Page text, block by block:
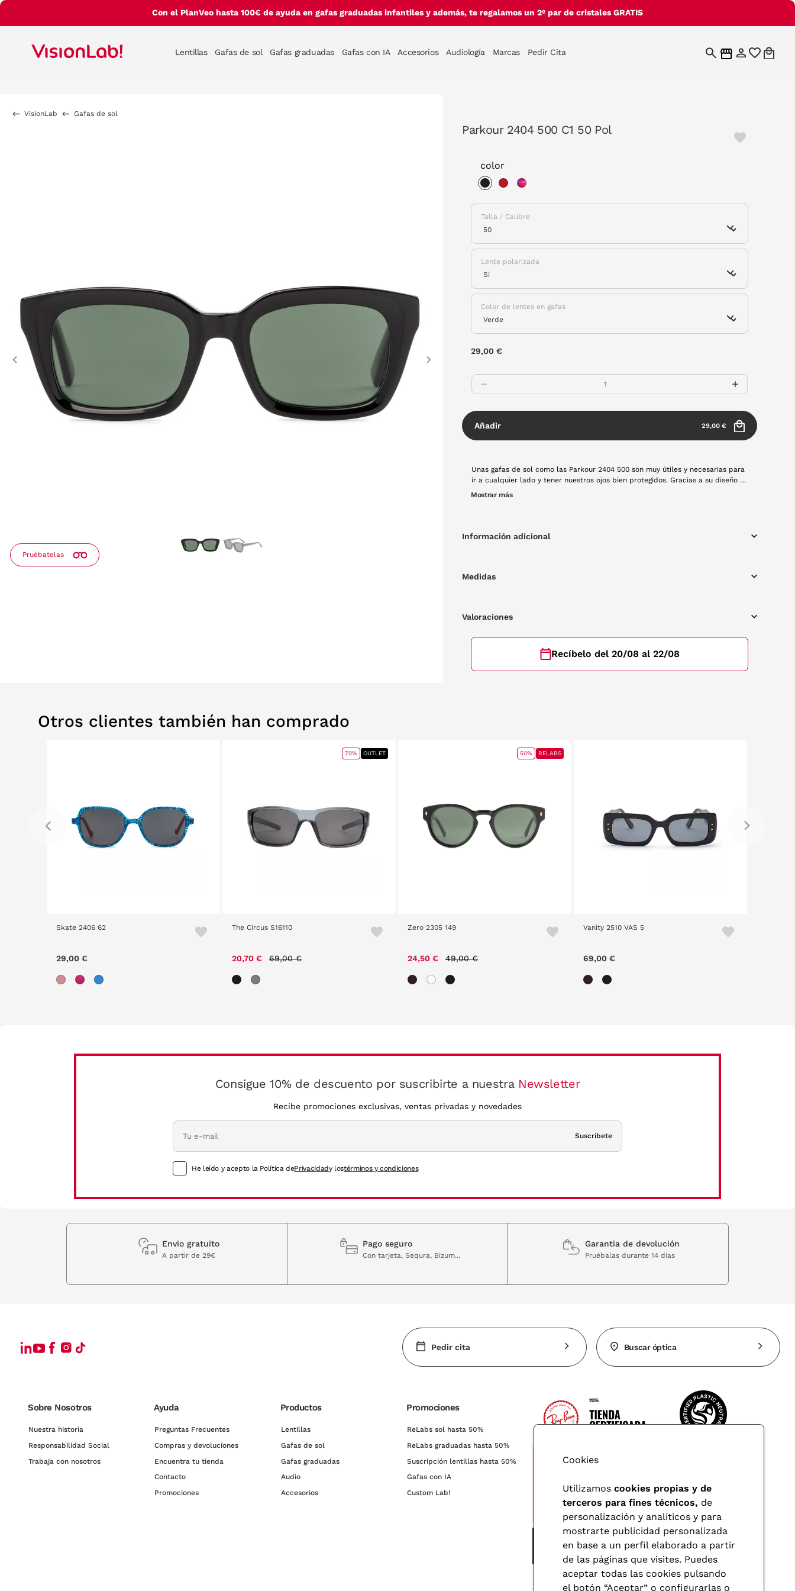
Con el PlanVeo hasta 100€ de ayuda en gafas graduadas infantiles y además, te regalamos un 2º par de cristales GRATIS
Lentillas Gafas de sol Gafas graduadas Gafas con IA Accesorios Audiología Marcas Pedir Cita
VisionLab Gafas de sol
Pruébatelas
Previous
Parkour 2404 500 C1 50 Pol
color
Talla / Calibre
Lente polarizada
Color de lentes en gafas
29,00 €
Añadir 29,00 €
Unas gafas de sol como las Parkour 2404 500 son muy útiles y necesarias para
ir a cualquier lado y tener nuestros ojos bien protegidos. Gracias a su diseño y
la tecnología que integran, disfrutarás de una experiencia visual muy
Mostrar más
Información adicional
Medidas
Valoraciones
Recíbelo del 20/08 al 22/08
Otros clientes también han comprado
Skate 2406 62
29,00 €
The Circus S16110
20,70 € 69,00 €
70% OUTLET
Zero 2305 149
24,50 € 49,00 €
50% RELABS
Vanity 2510 VAS 5
69,00 €
Consigue 10% de descuento por suscribirte a nuestra Newsletter
Recibe promociones exclusivas, ventas privadas y novedades
Suscríbete
He leído y acepto la Política dePrivacidady lostérminos y condiciones
Envio gratuito
A partir de 29€
Pago seguro
Con tarjeta, Sequra, Bizum...
Garantia de devolución
Pruébalas durante 14 días
Pedir cita Buscar óptica
Sobre Nosotros
Nuestra historia
Responsabilidad Social
Trabaja con nosotros
Ayuda
Preguntas Frecuentes
Compras y devoluciones
Encuentra tu tienda
Contacto
Promociones
Productos
Lentillas
Gafas de sol
Gafas graduadas
Audio
Accesorios
Promociones
ReLabs sol hasta 50%
ReLabs graduadas hasta 50%
Suscripción lentillas hasta 50%
Gafas con IA
Custom Lab!
Cookies
Utilizamos cookies propias y de
terceros para fines técnicos, de
personalización y analíticos y para
mostrarte publicidad personalizada
en base a un perfil elaborado a partir
de las páginas que visites. Puedes
aceptar todas las cookies pulsando
el botón “Aceptar” o configurarlas o